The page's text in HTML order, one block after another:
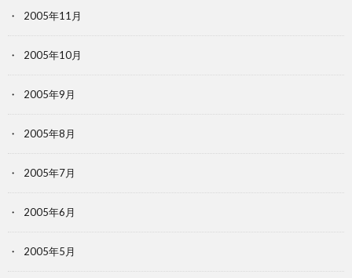
2005年11月
2005年10月
2005年9月
2005年8月
2005年7月
2005年6月
2005年5月